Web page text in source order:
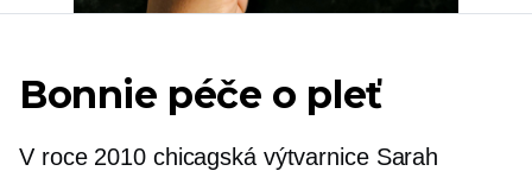
Bonnie péče o pleť
V roce 2010 chicagská výtvarnice Sarah